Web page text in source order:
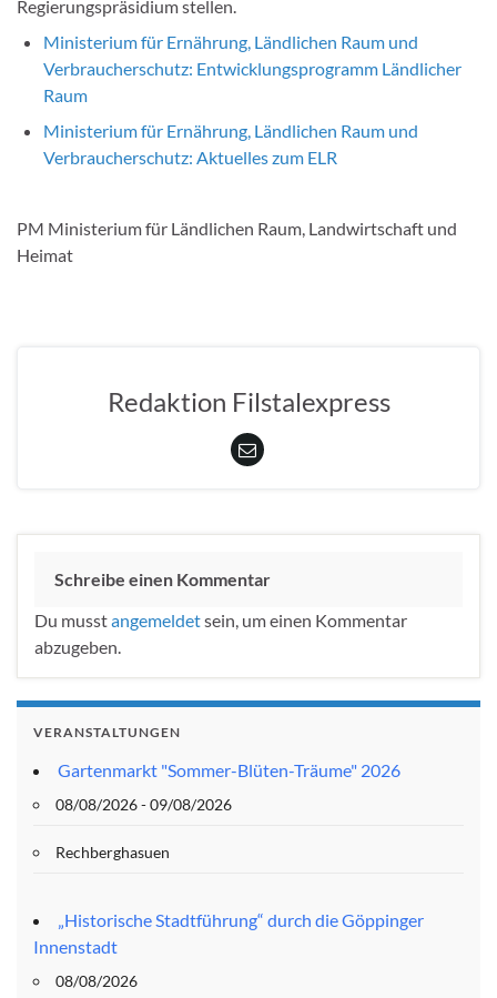
Regierungspräsidium stellen.
Ministerium für Ernährung, Ländlichen Raum und
Verbraucherschutz: Entwicklungsprogramm Ländlicher
Raum
Ministerium für Ernährung, Ländlichen Raum und
Verbraucherschutz: Aktuelles zum ELR
PM Ministerium für Ländlichen Raum, Landwirtschaft und
Heimat
Redaktion Filstalexpress
Schreibe einen Kommentar
Du musstangemeldetsein, um einen Kommentar
abzugeben.
VERANSTALTUNGEN
Gartenmarkt "Sommer-Blüten-Träume" 2026
08/08/2026 - 09/08/2026
Rechberghasuen
„Historische Stadtführung“ durch die Göppinger
Innenstadt
08/08/2026